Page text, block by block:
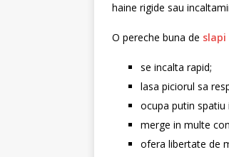
haine rigide sau
O pereche buna de
se incalta rapid;
lasa piciorul sa
ocupa putin spatiu
merge in multe
ofera libertate de